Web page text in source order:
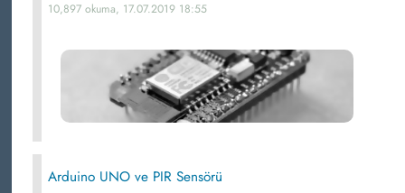
10,897 okuma, 17.07.2019 18:55
Arduino UNO ve PIR Sensörü